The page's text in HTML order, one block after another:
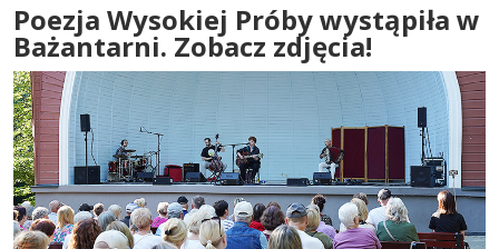
Poezja Wysokiej Próby wystąpiła w
Bażantarni. Zobacz zdjęcia!